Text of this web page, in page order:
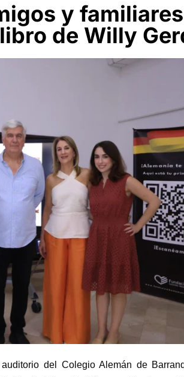
y
de Willy
del Colegio Alemán de